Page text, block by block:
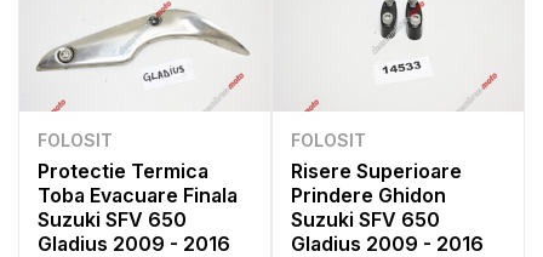
FOLOSIT
Protectie Termica
Toba Evacuare Finala
Suzuki SFV 650
Gladius 2009 - 2016
FOLOSIT
Risere Superioare
Prindere Ghidon
Suzuki SFV 650
Gladius 2009 - 2016